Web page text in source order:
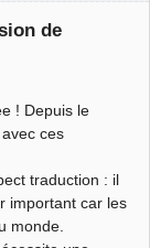
de
! Depuis le
ces
traduction : il
important car les
monde.